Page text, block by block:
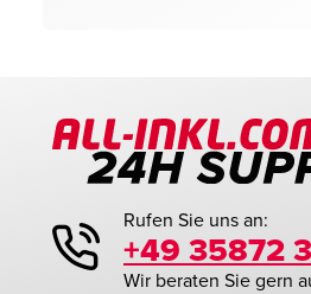
Rufen Sie uns an:
+49 35872
Wir beraten Sie gern